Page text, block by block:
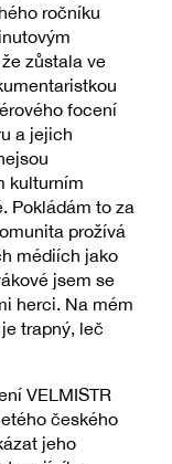
ročníku
zůstala ve
focení
a jejich
kulturním
Pokládám to za
prožívá
médiích jako
jsem se
herci. Na mém
trapný, leč
VELMISTR
českého
jeho